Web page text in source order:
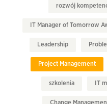
rozwój
IT Manager of Tomorrow
Leadership
Project Management
szkolenia IT